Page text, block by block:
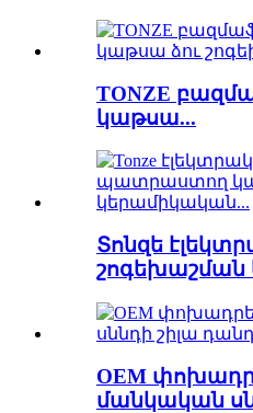
TONZE
կաթսա...
Տոնզե
շոգեխաշման
OEM
մանկական